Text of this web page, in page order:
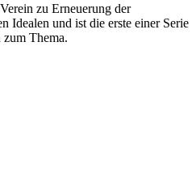
zu Erneuerung der
Idealen und ist die erste einer Serie
Thema.